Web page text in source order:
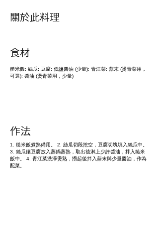
​關於此料理
​食材
糙米飯; 絲瓜; 豆腐; 低鹽醬油 (少量); 青江菜; 蒜末 (燙青菜用，
可選); 醬油 (燙青菜用，少量)
作法
1. 糙米飯煮熟備用。 2. 絲瓜切段挖空，豆腐切塊填入絲瓜中。
3. 絲瓜鑲豆腐放入蒸鍋蒸熟，取出後淋上少許醬油，拌入糙米
飯中。 4. 青江菜洗淨燙熟，撈起後拌入蒜末與少量醬油，作為
配菜。